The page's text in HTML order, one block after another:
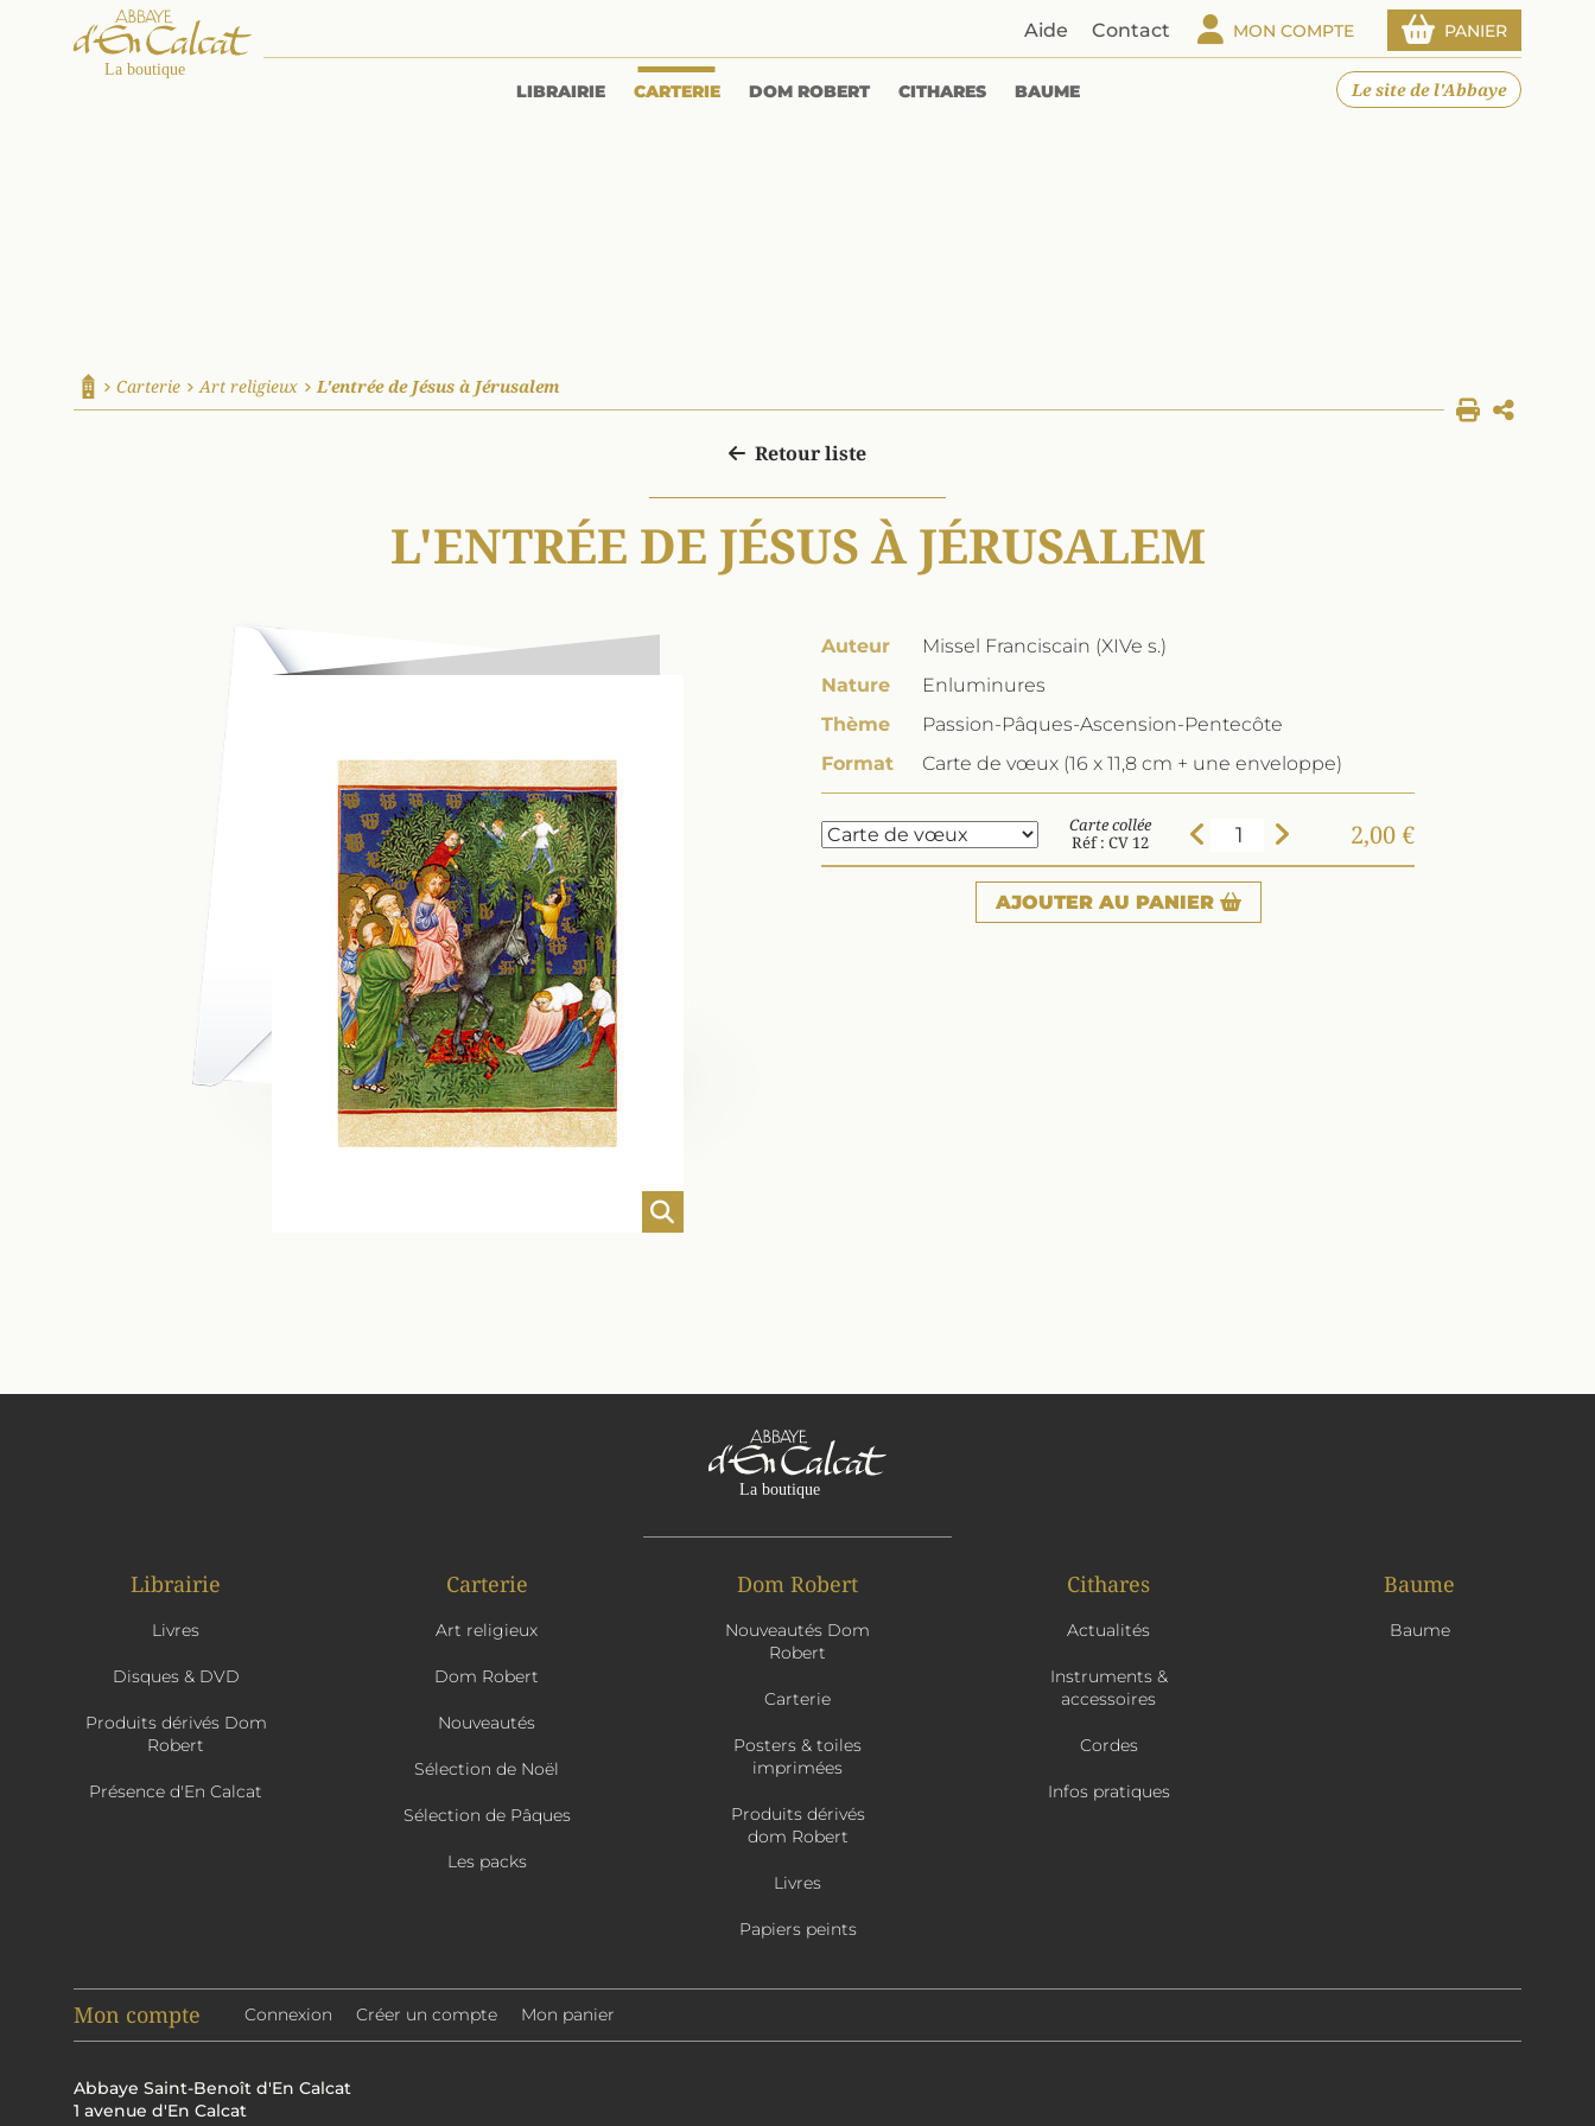
Aide Contact MON COMPTE PANIER
LIBRAIRIE CARTERIE DOM ROBERT CITHARES BAUME Le site de l'Abbaye
Accueil
Carterie Art religieux L'entrée de Jésus à Jérusalem
Retour liste
L'ENTRÉE DE JÉSUS À JÉRUSALEM
Auteur
Missel Franciscain (XIVe s.)
Nature
Enluminures
Thème
Passion-Pâques-Ascension-Pentecôte
Format
Carte de vœux (16 x 11,8 cm + une enveloppe)
Carte collée
Réf : CV 12
2,00 €
AJOUTER AU PANIER
Librairie
Livres
Disques & DVD
Produits dérivés Dom
Robert
Présence d'En Calcat
Carterie
Art religieux
Dom Robert
Nouveautés
Sélection de Noël
Sélection de Pâques
Les packs
Dom Robert
Nouveautés Dom
Robert
Carterie
Posters & toiles
imprimées
Produits dérivés
dom Robert
Livres
Papiers peints
Cithares
Actualités
Instruments &
accessoires
Cordes
Infos pratiques
Baume
Baume
Mon compte Connexion Créer un compte Mon panier
Abbaye Saint-Benoît d'En Calcat
1 avenue d'En Calcat